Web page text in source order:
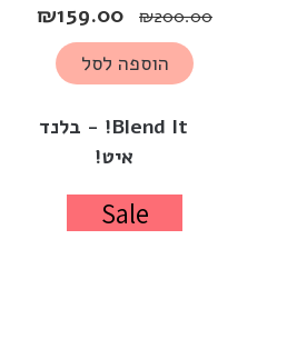
Blend It! - בלנד
איט!
₪200.00
₪159.00
הוספה לסל
Sale